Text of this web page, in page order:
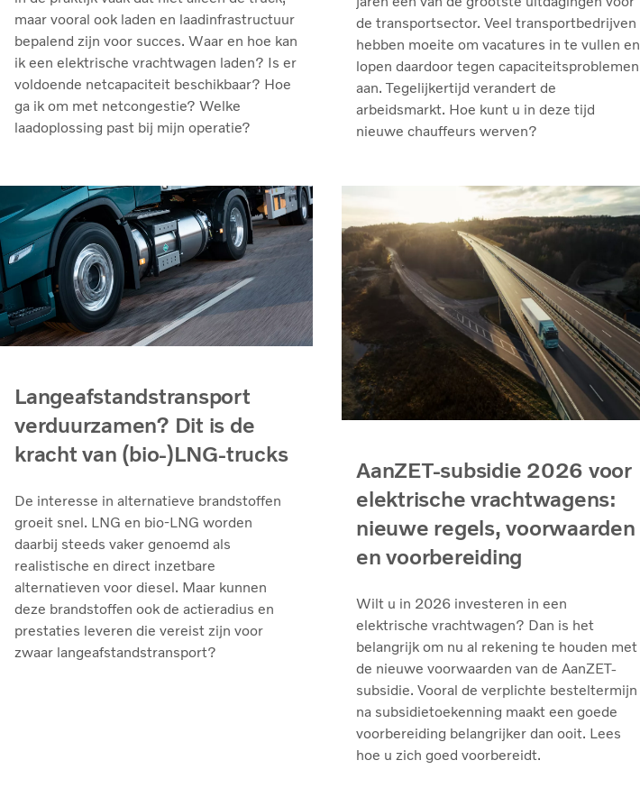
maar vooral ook laden en laadinfrastructuur
bepalend zijn voor succes. Waar en hoe kan
ik een elektrische vrachtwagen laden? Is er
voldoende netcapaciteit beschikbaar? Hoe
ga ik om met netcongestie? Welke
laadoplossing past bij mijn operatie?
de transportsector. Veel transportbedrijven
hebben moeite om vacatures in te vullen en
lopen daardoor tegen capaciteitsproblemen
aan. Tegelijkertijd verandert de
arbeidsmarkt. Hoe kunt u in deze tijd
nieuwe chauffeurs werven?
Langeafstandstransport
verduurzamen? Dit is de
kracht van (bio-)LNG-trucks
De interesse in alternatieve brandstoffen
groeit snel. LNG en bio‑LNG worden
daarbij steeds vaker genoemd als
realistische en direct inzetbare
alternatieven voor diesel. Maar kunnen
deze brandstoffen ook de actieradius en
prestaties leveren die vereist zijn voor
zwaar langeafstandstransport?
AanZET-subsidie 2026 voor
elektrische vrachtwagens:
nieuwe regels, voorwaarden
en voorbereiding
Wilt u in 2026 investeren in een
elektrische vrachtwagen? Dan is het
belangrijk om nu al rekening te houden met
de nieuwe voorwaarden van de AanZET-
subsidie. Vooral de verplichte besteltermijn
na subsidietoekenning maakt een goede
voorbereiding belangrijker dan ooit. Lees
hoe u zich goed voorbereidt.